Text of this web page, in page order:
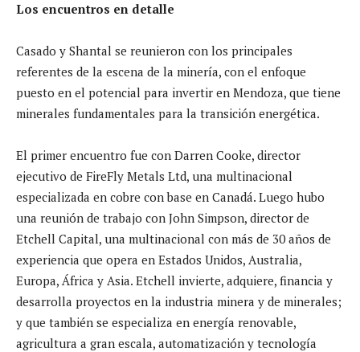
Los encuentros en detalle
Casado y Shantal se reunieron con los principales
referentes de la escena de la minería, con el enfoque
puesto en el potencial para invertir en Mendoza, que tiene
minerales fundamentales para la transición energética.
El primer encuentro fue con Darren Cooke, director
ejecutivo de FireFly Metals Ltd, una multinacional
especializada en cobre con base en Canadá. Luego hubo
una reunión de trabajo con John Simpson, director de
Etchell Capital, una multinacional con más de 30 años de
experiencia que opera en Estados Unidos, Australia,
Europa, África y Asia. Etchell invierte, adquiere, financia y
desarrolla proyectos en la industria minera y de minerales;
y que también se especializa en energía renovable,
agricultura a gran escala, automatización y tecnología